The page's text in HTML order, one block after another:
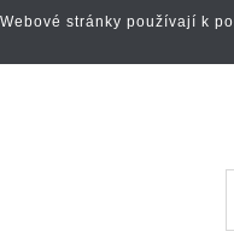
Webové stránky používají k